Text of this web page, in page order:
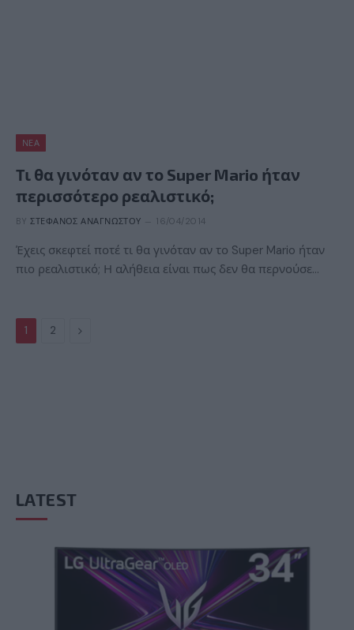
ΝΈΑ
Τι θα γινόταν αν το Super Mario ήταν
περισσότερο ρεαλιστικό;
BY ΣΤΈΦΑΝΟΣ ΑΝΑΓΝΏΣΤΟΥ 16/04/2014
Έχεις σκεφτεί ποτέ τι θα γινόταν αν το Super Mario ήταν
πιο ρεαλιστικό; Η αλήθεια είναι πως δεν θα περνούσε…
1 2 Next
LATEST